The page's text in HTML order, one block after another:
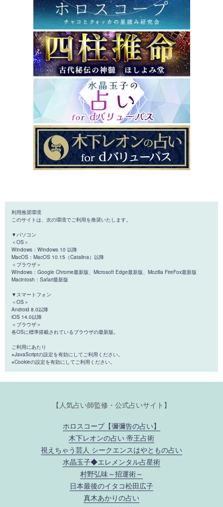
利用推奨環境
このサイトは、次の環境でご利用を推奨いたします。
▼パソコン
＜OS＞
Windows：Windows 10 以降
MacOS：MacOS 10.15（Catalina）以降
＜ブラウザ＞
Windows：Google Chrome最新版、Microsoft Edge最新版、Mozilla FireFox最新版
Macintosh：Safari最新版
▼スマートフォン
＜OS＞
Android 8.0以降
iOS 14.0以降
＜ブラウザ＞
各OSに標準搭載されているブラウザの最新版。
ご利用にあたり
※JavaScriptの設定を有効にしてご利用ください。
※Cookieの設定を有効にしてご利用ください。
【人気占い師監修・公式占いサイト】
ホロスコープ【彌彌告の占い】
木下レオンの占い 帝王占術
視えちゃう芸人 シークエンスはやともの占い
水晶玉子◆エレメンタル占星術
村野弘味～招運術～
日本最後のイタコ松田広子
真木あかりの占い